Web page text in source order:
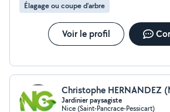
Élagage ou coupe d'arbre
Voir le profil
Christophe HERNANDEZ
Jardinier paysagiste
Nice (Saint-Pancrace-Pessicart)